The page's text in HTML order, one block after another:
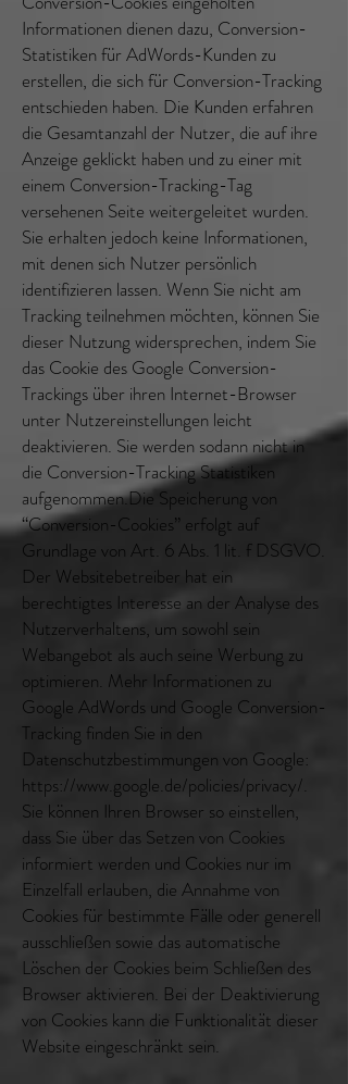
Informationen dienen dazu, Conversion-
Statistiken für AdWords-Kunden zu
erstellen, die sich für Conversion-Tracking
entschieden haben. Die Kunden erfahren
die Gesamtanzahl der Nutzer, die auf ihre
Anzeige geklickt haben und zu einer mit
einem Conversion-Tracking-Tag
versehenen Seite weitergeleitet wurden.
Sie erhalten jedoch keine Informationen,
mit denen sich Nutzer persönlich
identifizieren lassen. Wenn Sie nicht am
Tracking teilnehmen möchten, können Sie
dieser Nutzung widersprechen, indem Sie
das Cookie des Google Conversion-
Trackings über ihren Internet-Browser
unter Nutzereinstellungen leicht
deaktivieren. Sie werden sodann nicht in
die Conversion-Tracking Statistiken
aufgenommen.Die Speicherung von
“Conversion-Cookies” erfolgt auf
Grundlage von Art. 6 Abs. 1 lit. f DSGVO.
Der Websitebetreiber hat ein
berechtigtes Interesse an der Analyse des
Nutzerverhaltens, um sowohl sein
Webangebot als auch seine Werbung zu
optimieren. Mehr Informationen zu
Google AdWords und Google Conversion-
Tracking finden Sie in den
Datenschutzbestimmungen von Google:
https://www.google.de/policies/privacy/.
Sie können Ihren Browser so einstellen,
dass Sie über das Setzen von Cookies
informiert werden und Cookies nur im
Einzelfall erlauben, die Annahme von
Cookies für bestimmte Fälle oder generell
ausschließen sowie das automatische
Löschen der Cookies beim Schließen des
Browser aktivieren. Bei der Deaktivierung
von Cookies kann die Funktionalität dieser
Website eingeschränkt sein.